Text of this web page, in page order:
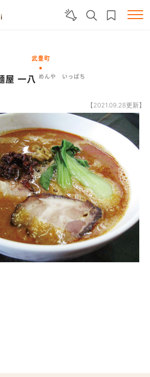
武豊町
屋 一八 めんや いっぱち
【2021.09.28更新】